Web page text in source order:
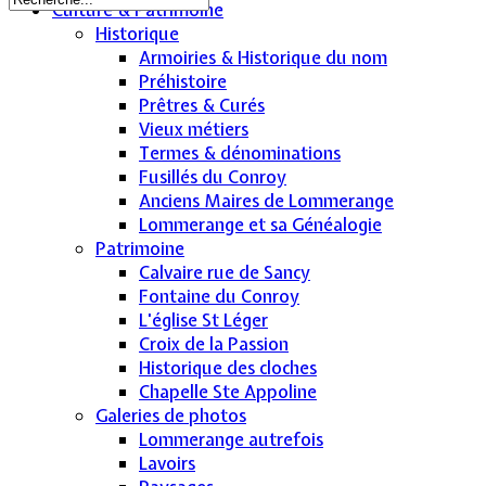
Culture & Patrimoine
Historique
Armoiries & Historique du nom
Préhistoire
Prêtres & Curés
Vieux métiers
Termes & dénominations
Fusillés du Conroy
Anciens Maires de Lommerange
Lommerange et sa Généalogie
Patrimoine
Calvaire rue de Sancy
Fontaine du Conroy
L'église St Léger
Croix de la Passion
Historique des cloches
Chapelle Ste Appoline
Galeries de photos
Lommerange autrefois
Lavoirs